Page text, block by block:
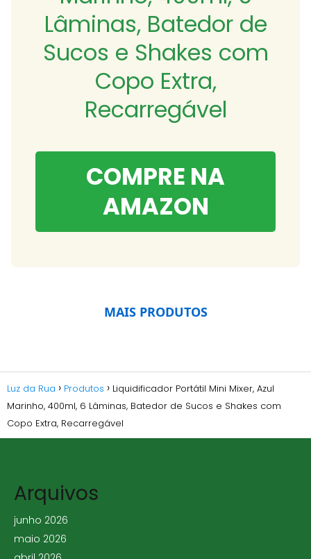
Lâminas, Batedor de
Sucos e Shakes com
Copo Extra,
Recarregável
COMPRE NA
AMAZON
MAIS PRODUTOS
Luz da Rua Produtos
Liquidificador Portátil Mini Mixer, Azul
Marinho, 400ml, 6 Lâminas, Batedor de Sucos e Shakes com
Copo Extra, Recarregável
Arquivos
junho 2026
maio 2026